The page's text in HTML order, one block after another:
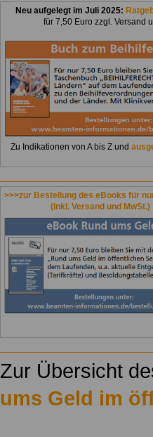
Neu aufgelegt im Juli 2025:
für 7,50 Euro zzgl. Versand
Zu Indikationen von A bis Z und
>>>zur Bestellung des eBooks für
(inkl. Versand und MwSt.)
Zur Übersicht
ums Geld im